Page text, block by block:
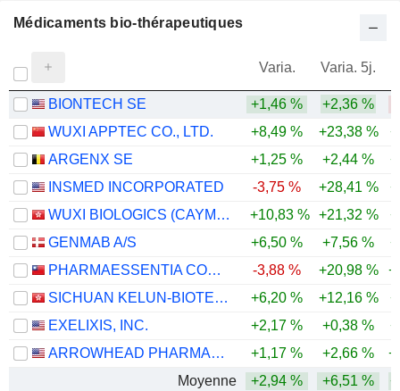
Médicaments bio-thérapeutiques
Varia. Varia. 5j.
BIONTECH SE +1,46 % +2,36 %
WUXI APPTEC CO., LTD.
+8,49 % +23,38 %
ARGENX SE
+1,25 % +2,44 %
INSMED INCORPORATED
-3,75 % +28,41 %
WUXI BIOLOGICS (CAYMAN) INC.
+10,83 % +21,32 %
GENMAB A/S
+6,50 % +7,56 %
PHARMAESSENTIA CORPORATION
-3,88 % +20,98 %
SICHUAN KELUN-BIOTECH BIOPHARMACEUTICAL CO., LTD.
+6,20 % +12,16 %
EXELIXIS, INC.
+2,17 % +0,38 %
ARROWHEAD PHARMACEUTICALS, INC.
+1,17 % +2,66 %
Moyenne
+2,94 % +6,51 %